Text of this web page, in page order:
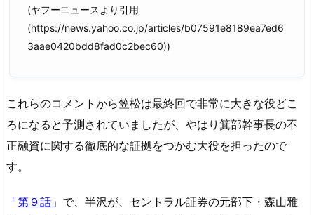
(ヤフーニュースより引用
(https://news.yahoo.co.jp/articles/b07591e8189ea7ed6
3aae0420bdd8fad0c2bec60))
これらのコメントから笠松は最終回で非常に大きな役どこ
ろになると予測されていましたが、やはり箕部幹事長の不
正融資に関する徹底的な証拠をつかむ大役を担ったので
す。
「第９話 」 で、半沢が、セントラル証券の元部下・森山雅